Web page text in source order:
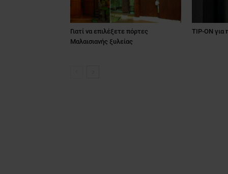
Γιατί να επιλέξετε πόρτες
Μαλαισιανής ξυλείας
TIP-ON για